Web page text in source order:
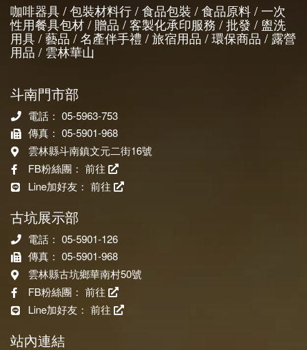
咖啡器具 / 包裝材料行 / 食品包裝 / 食品原料 / 一次
性用餐具包材 / 贈品 / 客製化承印服務 / 批發 / 盥洗
用具 / 藝品 / 名產伴手禮 / 旅宿用品 / 環保商品 / 露營
用品 / 雲林華山
斗南門市部
電話： 05-5963-753
傳真： 05-5901-968
雲林縣斗南鎮文元二街16號
FB粉絲團： 前往
Line加好友： 前往
古坑展示部
電話： 05-5901-126
傳真： 05-5901-968
雲林縣古坑鄉華南村50號
FB粉絲團： 前往
Line加好友： 前往
站內連結